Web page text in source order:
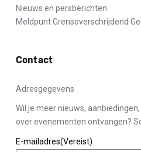
Nieuws en persberichten
Meldpunt Grensoverschrijdend
Contact
Adresgegevens
Wil je meer nieuws,
over evenementen ontvangen?
E-mailadres(Vereist)